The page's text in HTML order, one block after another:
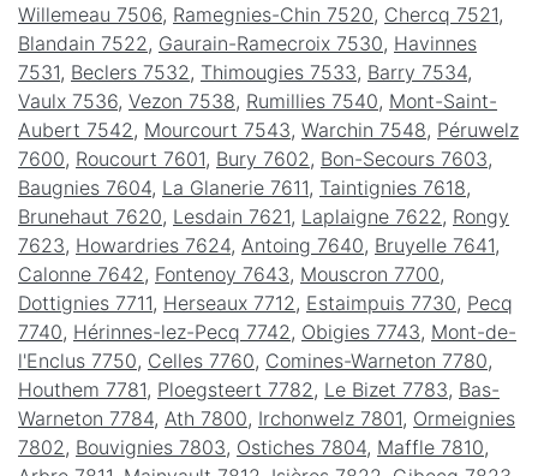
Willemeau 7506, Ramegnies-Chin 7520, Chercq 7521,
Blandain 7522 , Gaurain-Ramecroix 7530, Havinnes
7531, Beclers 7532 , Thimougies 7533, Barry 7534,
Vaulx 7536, Vezon 7538, Rumillies 7540, Mont-Saint-
Aubert 7542 , Mourcourt 7543, Warchin 7548, Péruwelz
7600, Roucourt 7601, Bury 7602 , Bon-Secours 7603,
Baugnies 7604, La Glanerie 7611, Taintignies 7618,
Brunehaut 7620, Lesdain 7621, Laplaigne 7622 , Rongy
7623, Howardries 7624, Antoing 7640, Bruyelle 7641,
Calonne 7642 , Fontenoy 7643, Mouscron 7700,
Dottignies 7711, Herseaux 7712 , Estaimpuis 7730, Pecq
7740, Hérinnes-lez-Pecq 7742 , Obigies 7743, Mont-de-
l'Enclus 7750, Celles 7760, Comines-Warneton 7780,
Houthem 7781, Ploegsteert 7782 , Le Bizet 7783, Bas-
Warneton 7784, Ath 7800, Irchonwelz 7801, Ormeignies
7802 , Bouvignies 7803, Ostiches 7804, Maffle 7810,